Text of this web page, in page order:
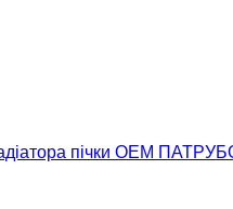
пічки OEM